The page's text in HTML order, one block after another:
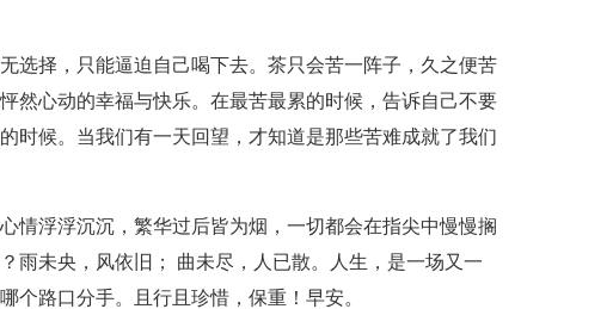
选择，只能逼迫自己喝下去。茶只会苦一阵子，久之便苦
然心动的幸福与快乐。在最苦最累的时候，告诉自己不要
时候。当我们有一天回望，才知道是那些苦难成就了我们
情浮浮沉沉，繁华过后皆为烟，一切都会在指尖中慢慢搁
雨未央，风依旧； 曲未尽，人已散。人生，是一场又一
个路口分手。且行且珍惜，保重！早安。